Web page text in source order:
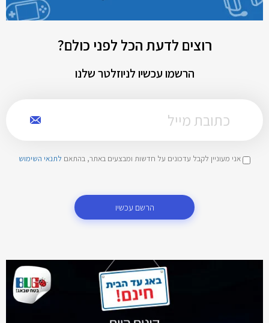
רוצים לדעת הכל לפני כולם?
הרשמו עכשיו לניוזלטר שלנו
אני מעוניין לקבל עדכונים על חדשות ומבצעים באתר, בהתאם לתנאי השימוש
הרשם עכשיו